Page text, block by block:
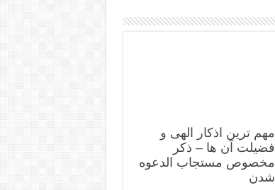
مهم ترین اذکار الهی و
فضیلت آن ها – ذکر
مخصوص مستجاب الدعوه
شدن